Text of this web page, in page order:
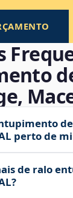
perto de
de ralo